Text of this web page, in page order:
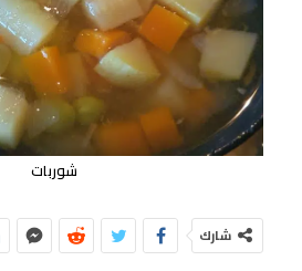
شوربات
شارك